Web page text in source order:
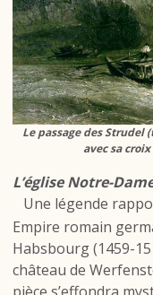
Le passage des Strudel
avec sa
L’église Notre-
Une légende
Empire romain
Habsbourg (1459-
château de